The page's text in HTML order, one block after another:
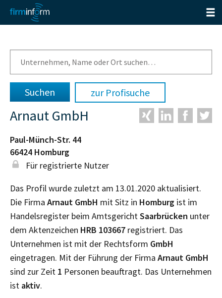
zur Profisuche
Arnaut GmbH
Paul-Münch-Str. 44
66424 Homburg
Für registrierte Nutzer
Das Profil wurde zuletzt am 13.01.2020 aktualisiert.
Die Firma Arnaut GmbH mit Sitz in Homburg ist im
Handelsregister beim AmtsgerichtSaarbrücken unter
dem Aktenzeichen HRB 103667 registriert. Das
Unternehmen ist mit der Rechtsform GmbH
eingetragen. Mit der Führung der Firma Arnaut GmbH
sind zur Zeit 1 Personen beauftragt. Das Unternehmen
ist aktiv.